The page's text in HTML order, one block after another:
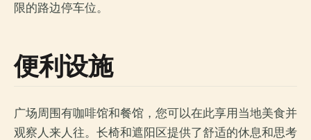
限的路边停车位。
便利设施
广场周围有咖啡馆和餐馆，您可以在此享用当地美食并
观察人来人往。长椅和遮阳区提供了舒适的休息和思考